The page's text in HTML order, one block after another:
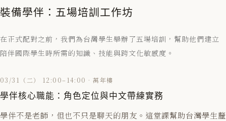
裝備學伴：五場培訓工作坊
在正式配對之前，我們為台灣學生舉辦了五場培訓，幫助他們建立
陪伴國際學生時所需的知識、技能與跨文化敏感度。
03/31（二） 12:00–14:00 · 萬年樓
學伴核心職能：角色定位與中文帶練實務
學伴不是老師，但也不只是聊天的朋友。這堂課幫助台灣學生釐